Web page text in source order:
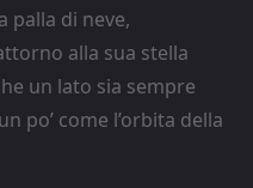
palla di neve,
alla sua stella
un lato sia sempre
po’ come l’orbita della